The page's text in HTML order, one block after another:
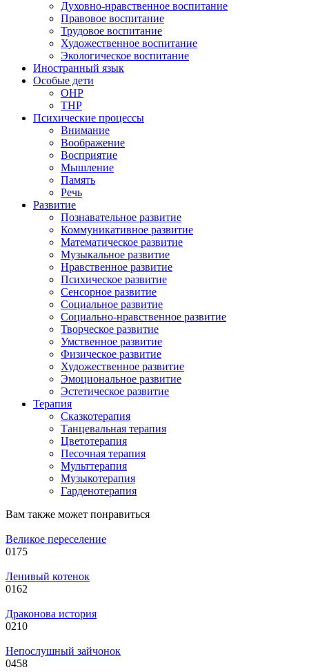
Духовно-нравственное воспитание
Правовое воспитание
Трудовое воспитание
Художественное воспитание
Экологическое воспитание
Иностранный язык
Особые дети
ОНР
ТНР
Психические процессы
Внимание
Воображение
Восприятие
Мышление
Память
Речь
Развитие
Познавательное развитие
Коммуникативное развитие
Математическое развитие
Музыкальное развитие
Нравственное развитие
Психическое развитие
Сенсорное развитие
Социальное развитие
Социально-нравственное развитие
Творческое развитие
Умственное развитие
Физическое развитие
Художественное развитие
Эмоциональное развитие
Эстетическое развитие
Терапия
Сказкотерапия
Танцевальная терапия
Цветотерапия
Песочная терапия
Мульттерапия
Музыкотерапия
Гарденотерапия
Вам также может понравиться
Великое переселение
0175
Ленивый котенок
0162
Драконова история
0210
Непослушный зайчонок
0458